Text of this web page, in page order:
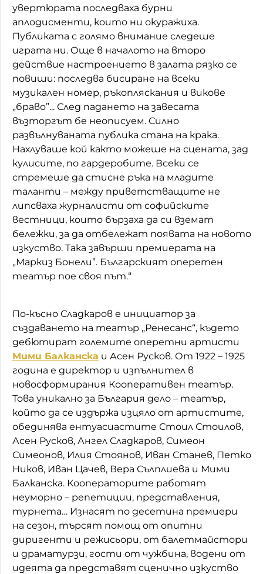
увертюрата последваха бурни
аплодисменти, които ни окуражиха.
Публиката с голямо внимание следеше
играта ни. Още в началото на второ
действие настроението в залата рязко се
повиши: последва бисиране на всеки
музикален номер, ръкопляскания и викове
„браво”... След падането на завесата
възторгът бе неописуем. Силно
развълнуваната публика стана на крака.
Нахлуваше кой както можеше на сцената, зад
кулисите, по гардеробите. Всеки се
стремеше да стисне ръка на младите
таланти – между приветстващите не
липсваха журналисти от софийските
вестници, които бързаха да си вземат
бележки, за да отбележат появата на новото
изкуство. Така завърши премиерата на
„Маркиз Бонели”. Българският оперетен
театър пое своя път.“
По-късно Сладкаров е инициатор за
създаването на театър „Ренесанс“, където
дебютират големите оперетни артисти
Мими Балканска и Асен Русков. От 1922 – 1925
година е директор и изпълнител в
новосформирания Кооперативен театър.
Това уникално за България дело – театър,
който да се издържа изцяло от артистите,
обединява ентуасиастите Стоил Стоилов,
Асен Русков, Ангел Сладкаров, Симеон
Симеонов, Илия Стоянов, Иван Станев, Петко
Ников, Иван Цачев, Вера Сълплиева и Мими
Балканска. Кооператорите работят
неуморно – репетиции, представления,
турнета… Изнасят по десетина премиери
на сезон, търсят помощ от опитни
диригенти и режисьори, от балетмайстори
и драматурзи, гости от чужбина, водени от
идеята да представят сценично изкуство